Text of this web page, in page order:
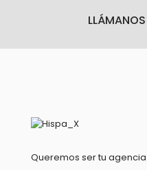
Queremos ser tu